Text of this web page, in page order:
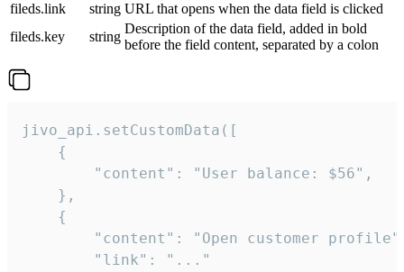
fileds.link
string URL that opens when the data field is clicked
fileds.key
string
Description of the data field, added in bold
before the field content, separated by a colon
jivo_api.setCustomData([
    {
        "content": "User balance: $56",
    },
    {
"content": "Open customer
        "link": "..."